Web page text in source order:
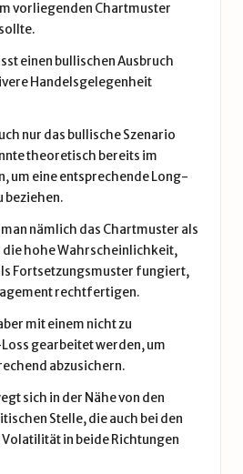
vorliegenden Chartmuster
einen bullischen Ausbruch
Handelsgelegenheit
nur das bullische Szenario
theoretisch bereits im
um eine entsprechende Long-
beziehen.
man nämlich das Chartmuster als
die hohe Wahrscheinlichkeit,
Fortsetzungsmuster fungiert,
rechtfertigen.
mit einem nicht zu
gearbeitet werden, um
abzusichern.
sich in der Nähe von den
Stelle, die auch bei den
in beide Richtungen